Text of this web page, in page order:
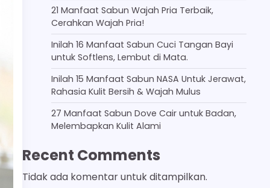
21 Manfaat Sabun Wajah Pria Terbaik,
Cerahkan Wajah Pria!
Inilah 16 Manfaat Sabun Cuci Tangan Bayi
untuk Softlens, Lembut di Mata.
Inilah 15 Manfaat Sabun NASA Untuk Jerawat,
Rahasia Kulit Bersih & Wajah Mulus
27 Manfaat Sabun Dove Cair untuk Badan,
Melembapkan Kulit Alami
Recent Comments
Tidak ada komentar untuk ditampilkan.